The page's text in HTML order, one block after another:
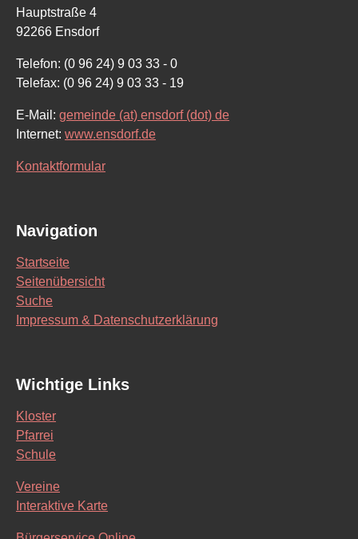
Hauptstraße 4
92266 Ensdorf
Telefon: (0 96 24) 9 03 33 - 0
Telefax: (0 96 24) 9 03 33 - 19
E-Mail: gemeinde (at) ensdorf (dot) de
Internet: www.ensdorf.de
Kontaktformular
Navigation
Startseite
Seitenübersicht
Suche
Impressum & Datenschutzerklärung
Wichtige Links
Kloster
Pfarrei
Schule
Vereine
Interaktive Karte